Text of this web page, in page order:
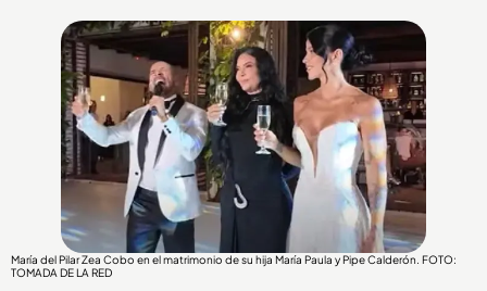
María del Pilar Zea Cobo en el matrimonio de su hija María Paula y Pipe Calderón. FOTO:
TOMADA DE LA RED